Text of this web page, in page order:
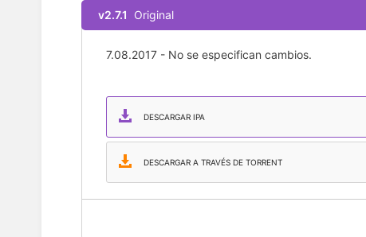
v2.7.1 Original
7.08.2017 - No se especifican cambios.
DESCARGAR IPA
DESCARGAR A TRAVÉS DE TORRENT